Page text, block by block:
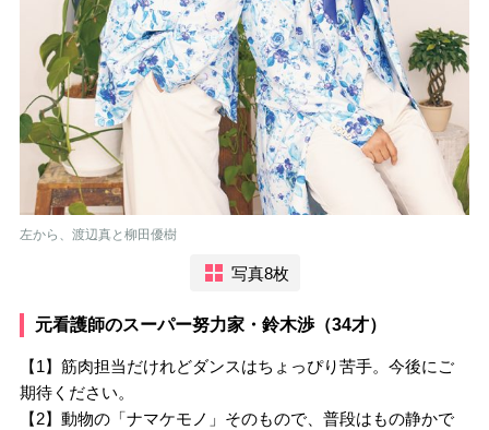
左から、渡辺真と柳田優樹
写真8枚
元看護師のスーパー努力家・鈴木渉（34才）
【1】筋肉担当だけれどダンスはちょっぴり苦手。今後にご
期待ください。
【2】動物の「ナマケモノ」そのもので、普段はもの静かで